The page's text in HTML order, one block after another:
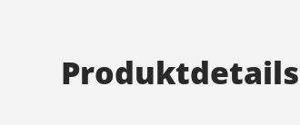
Produktdetails